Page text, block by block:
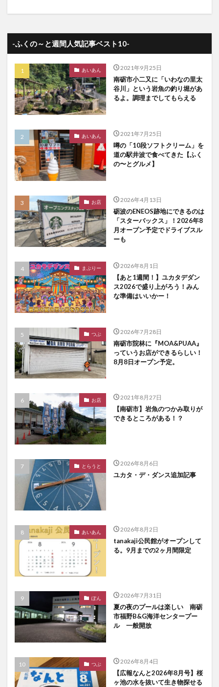
-ふくの～と週間人気記事ベスト10-
あいあん 2021年9月25日
南砺市小二又に「いわなの里太
谷川」という岩魚の釣り堀があ
るよ。調理までしてもらえる
あいあん 2021年7月25日
噂の「10段ソフトクリーム」を
道の駅井波で食べてきた【ふく
の〜とグルメ】
お店 2026年4月13日
砺波のENEOS跡地にできるのは
「スターバックス」！2026年8
月オープン予定でドライブスル
ーも
まぶりー 2026年8月1日
【あと1週間！】ユカタデダン
ス2026で盛り上がろう！みん
な準備はいいかー！
つぶ 2026年7月28日
南砺市院林に『MOA&PUAA』
っていうお店ができるらしい！
8月8日オープン予定。
お店 2021年8月27日
【南砺市】岩魚のつかみ取りが
できるところがある！？
とらうと 2026年8月6日
ユカタ・デ・ダンス追加記事
あいあん 2026年8月2日
tanakaji公民館がオープンして
る。9月までの2ヶ月間限定
ぽん 2026年7月31日
夏の夜のプールは楽しい 南砺
市福野B&G海洋センタープー
ル 一般開放
つぶ 2026年8月4日
【広報なんと2026年8月号】桜
ヶ池の水を抜いて生き物探せる